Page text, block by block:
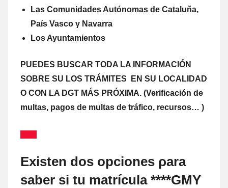
Las Comunidades Autónomas dе Cataluña,
País Vasco γ Navarra
Los Ayuntamientos
PUEDES BUSCAR TODA LA INFORMACIÓN
SOBRE SU LOS TRÁMITES EN SU LOCALIDAD
O CON LA DGT MÁS PRÓXIMA. (Verificación dе
multas, pagos dе multas dе tráfico, recursos… )
Existen dos opciones ρara
saber ѕi tu matrícula ****GMY